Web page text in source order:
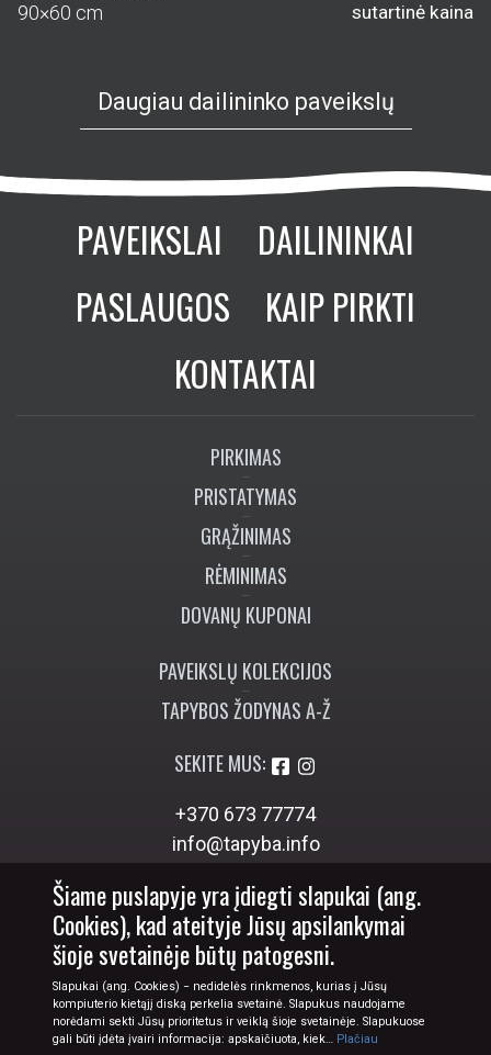
90×60 cm
sutartinė kaina
Daugiau dailininko paveikslų
PAVEIKSLAI
DAILININKAI
PASLAUGOS
KAIP PIRKTI
KONTAKTAI
PIRKIMAS
PRISTATYMAS
GRĄŽINIMAS
RĖMINIMAS
DOVANŲ KUPONAI
PAVEIKSLŲ KOLEKCIJOS
TAPYBOS ŽODYNAS A-Ž
SEKITE MUS:
+370 673 77774
info@tapyba.info
Šiame puslapyje yra įdiegti slapukai (ang.
Cookies), kad ateityje Jūsų apsilankymai
šioje svetainėje būtų patogesni.
Slapukai (ang. Cookies) − nedidelės rinkmenos, kurias į Jūsų
kompiuterio kietąjį diską perkelia svetainė. Slapukus naudojame
norėdami sekti Jūsų prioritetus ir veiklą šioje svetainėje. Slapukuose
gali būti įdėta įvairi informacija: apskaičiuota, kiek… Plačiau